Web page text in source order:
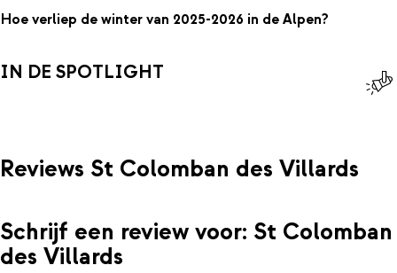
Hoe verliep de winter van 2025-2026 in de Alpen?
IN DE SPOTLIGHT
Reviews St Colomban des Villards
Schrijf een review voor: St Colomban
des Villards